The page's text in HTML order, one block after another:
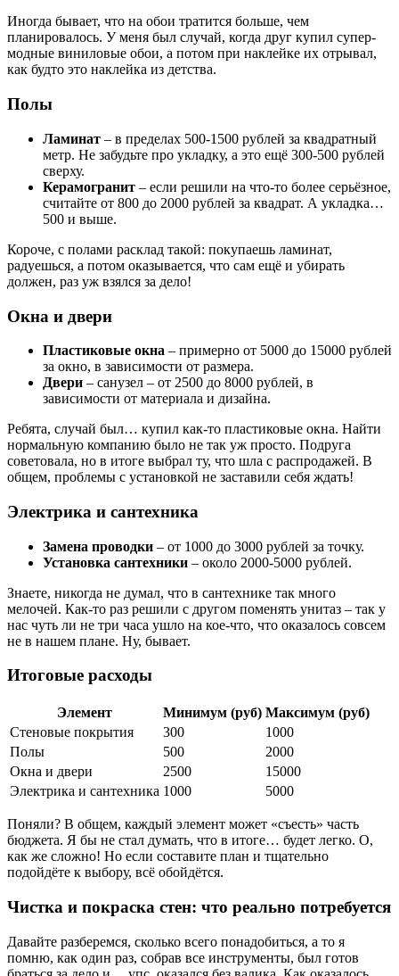
Иногда бывает, что на обои тратится больше, чем
планировалось. У меня был случай, когда друг купил супер-
модные виниловые обои, а потом при наклейке их отрывал,
как будто это наклейка из детства.
Полы
Ламинат – в пределах 500-1500 рублей за квадратный
метр. Не забудьте про укладку, а это ещё 300-500 рублей
сверху.
Керамогранит – если решили на что-то более серьёзное,
считайте от 800 до 2000 рублей за квадрат. А укладка…
500 и выше.
Короче, с полами расклад такой: покупаешь ламинат,
радуешься, а потом оказывается, что сам ещё и убирать
должен, раз уж взялся за дело!
Окна и двери
Пластиковые окна – примерно от 5000 до 15000 рублей
за окно, в зависимости от размера.
Двери – санузел – от 2500 до 8000 рублей, в
зависимости от материала и дизайна.
Ребята, случай был… купил как-то пластиковые окна. Найти
нормальную компанию было не так уж просто. Подруга
советовала, но в итоге выбрал ту, что шла с распродажей. В
общем, проблемы с установкой не заставили себя ждать!
Электрика и сантехника
Замена проводки – от 1000 до 3000 рублей за точку.
Установка сантехники – около 2000-5000 рублей.
Знаете, никогда не думал, что в сантехнике так много
мелочей. Как-то раз решили с другом поменять унитаз – так у
нас чуть ли не три часа ушло на кое-что, что оказалось совсем
не в нашем плане. Ну, бывает.
Итоговые расходы
Элемент Минимум (руб) Максимум (руб)
Стеновые покрытия
300
1000
Полы
500
2000
Окна и двери
2500
15000
Электрика и сантехника 1000 5000
Поняли? В общем, каждый элемент может «съесть» часть
бюджета. Я бы не стал думать, что в итоге… будет легко. О,
как же сложно! Но если составите план и тщательно
подойдёте к выбору, всё обойдётся.
Чистка и покраска стен: что реально потребуется
Давайте разберемся, сколько всего понадобиться, а то я
помню, как один раз, собрав все инструменты, был готов